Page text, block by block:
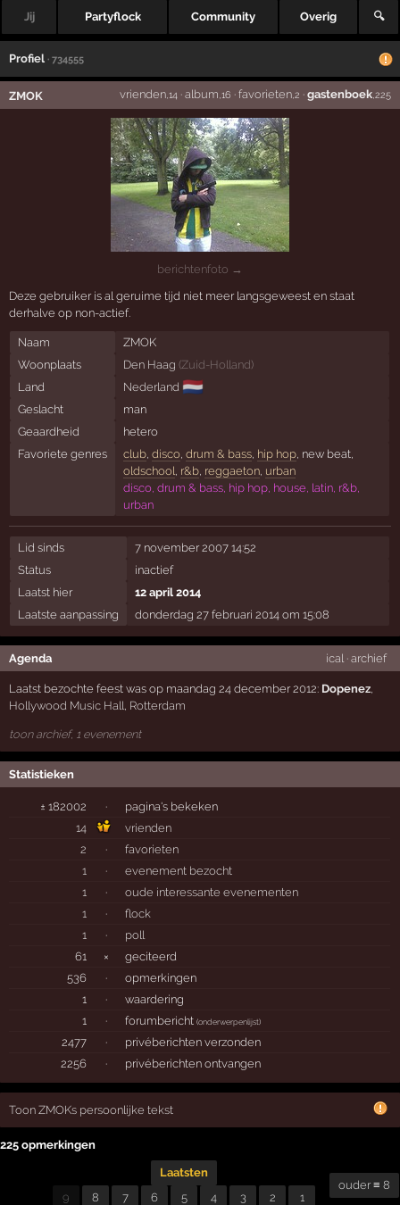
Jij Partyflock Community Overig 🔍
Profiel · 734555
ZMOK vrienden,14· album ,16 · favorieten,2 · gastenboek,225
berichtenfoto →
Deze gebruiker is al geruime tijd niet meer langsgeweest en staat
derhalve op non-actief.
Naam
ZMOK
Woonplaats
Den Haag (Zuid-Holland)
Land
Nederland 🇳🇱
Geslacht
man
Geaardheid
hetero
Favoriete genres
club, disco, drum & bass, hip hop, new beat,
oldschool r&b, reggaeton, urban
disco, drum & bass, hip hop, house, latin, r&b,
urban
Lid sinds
7 november 2007 14:52
Status
inactief
Laatst hier
12 april 2014
Laatste aanpassing
donderdag 27 februari 2014 om 15:08
Agenda ical· archief
Laatst bezochte feest was op maandag 24 december 2012: Dopenez,
Hollywood Music Hall, Rotterdam
toon archief, 1 evenement
Statistieken
± 182002 ·
pagina's bekeken
14
vrienden
2
·
favorieten
1
·
evenement bezocht
1
·
oude interessante evenementen
1
·
flock
1
·
poll
61
×
geciteerd
536
·
opmerkingen
1
·
waardering
1
· forumbericht(onderwerpenlijst)
2477 ·
privéberichten verzonden
2256
· privéberichten ontvangen
Toon ZMOKs persoonlijke tekst
225 opmerkingen
Laatsten
9
8 7 6 5 4 3 2 1
ouder ≡ 8